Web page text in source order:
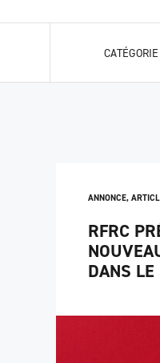
CATÉGORIE
ANNONCE,
RFRC
DANS LE